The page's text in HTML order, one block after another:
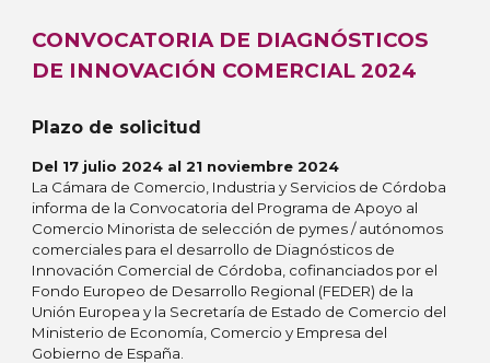
CONVOCATORIA DE DIAGNÓSTICOS
DE INNOVACIÓN COMERCIAL 2024
Plazo de solicitud
Del 17 julio 2024 al 21 noviembre 2024
La Cámara de Comercio, Industria y Servicios de Córdoba
informa de la Convocatoria del Programa de Apoyo al
Comercio Minorista de selección de pymes / autónomos
comerciales para el desarrollo de Diagnósticos de
Innovación Comercial de Córdoba, cofinanciados por el
Fondo Europeo de Desarrollo Regional (FEDER) de la
Unión Europea y la Secretaría de Estado de Comercio del
Ministerio de Economía, Comercio y Empresa del
Gobierno de España.